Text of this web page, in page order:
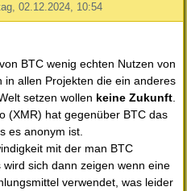
02.12.2024, 10:54
BTC wenig echten Nutzen von
in allen Projekten die ein anderes
setzen wollen keine Zukunft.
(XMR) hat gegenüber BTC das
es anonym ist.
mit der man BTC
sich dann zeigen wenn eine
verwendet, was leider